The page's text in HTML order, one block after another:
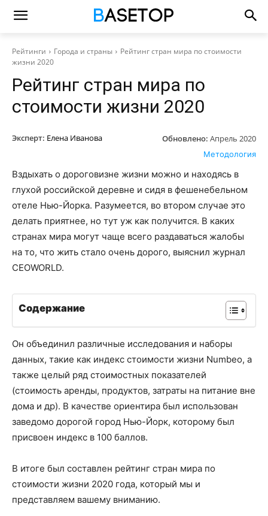
Рейтинги Города и страны
Рейтинг стран мира по стоимости
жизни 2020
Рейтинг стран мира по
стоимости жизни 2020
Эксперт: Елена Иванова Обновлено: Апрель 2020
Методология
Вздыхать о дороговизне жизни можно и находясь в
глухой российской деревне и сидя в фешенебельном
отеле Нью-Йорка. Разумеется, во втором случае это
делать приятнее, но тут уж как получится. В каких
странах мира могут чаще всего раздаваться жалобы
на то, что жить стало очень дорого, выяснил журнал
CEOWORLD.
Содержание
Он объединил различные исследования и наборы
данных, такие как индекс стоимости жизни Numbeo, а
также целый ряд стоимостных показателей
(стоимость аренды, продуктов, затраты на питание вне
дома и др). В качестве ориентира был использован
заведомо дорогой город Нью-Йорк, которому был
присвоен индекс в 100 баллов.
В итоге был составлен рейтинг стран мира по
стоимости жизни 2020 года, который мы и
представляем вашему вниманию.